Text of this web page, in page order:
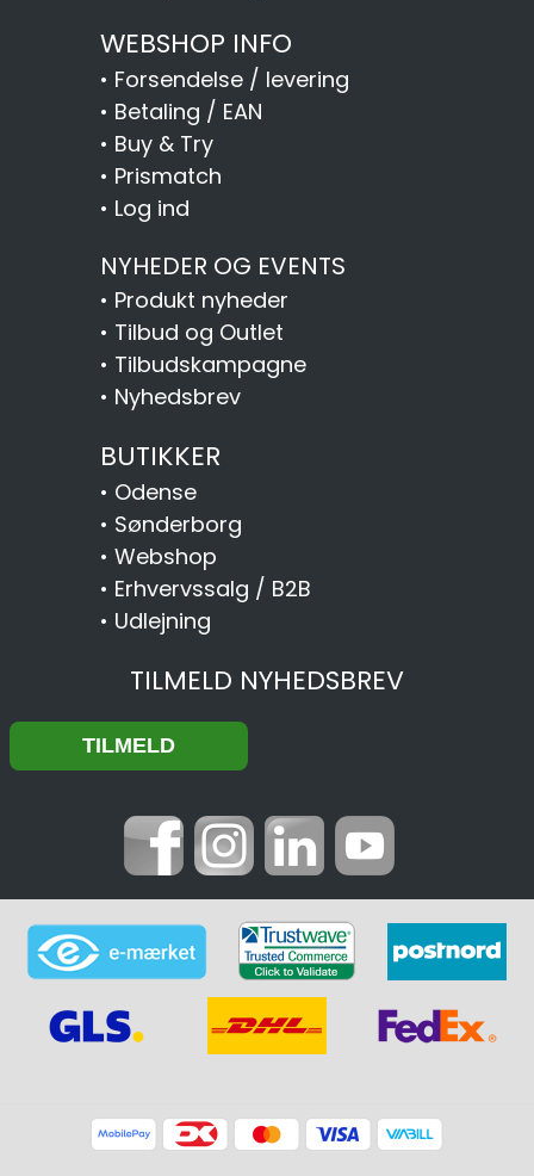
WEBSHOP INFO
• Forsendelse / levering
• Betaling / EAN
• Buy & Try
• Prismatch
• Log ind
NYHEDER OG EVENTS
• Produkt nyheder
• Tilbud og Outlet
• Tilbudskampagne
• Nyhedsbrev
BUTIKKER
• Odense
• Sønderborg
• Webshop
• Erhvervssalg / B2B
• Udlejning
TILMELD NYHEDSBREV